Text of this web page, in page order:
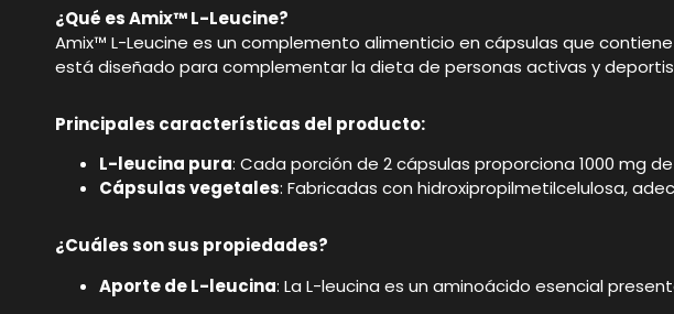
¿Qué es Amix™ L-Leucine?
Amix™ L-Leucine es un complemento alimenticio en cápsulas que
está diseñado para complementar la dieta de personas activas y
Principales características del producto:
L-leucina pura: Cada porción de 2 cápsulas proporciona 1000 mg
Cápsulas vegetales: Fabricadas con hidroxipropilmetilcelulosa,
¿Cuáles son sus propiedades?
Aporte de L-leucina: La L-leucina es un aminoácido esencial